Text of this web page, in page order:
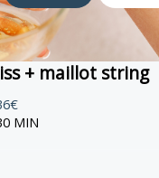
+ maillot string
MIN